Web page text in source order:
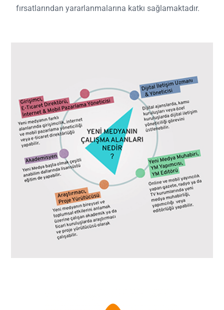
fırsatlarından yararlanmalarına katkı sağlamaktadır.